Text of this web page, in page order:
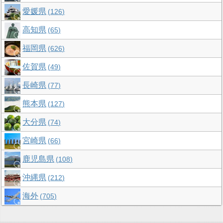
愛媛県 126
高知県 65
福岡県 626
佐賀県 49
長崎県 77
熊本県 127
大分県 74
宮崎県 66
鹿児島県 108
沖縄県 212
海外 705